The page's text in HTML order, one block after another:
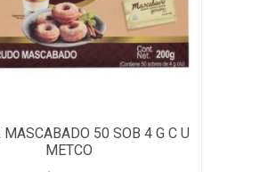
MASCABADO 50 SOB 4 G C U
METCO